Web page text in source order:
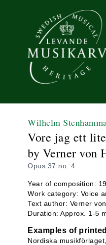
Wilhelm
Vore jag ett
by Verner von
Opus 37 no. 4
Year of composition:
Work category: Voice
Text author: Verner
Duration: Approx. 1-5
Examples of
Nordiska